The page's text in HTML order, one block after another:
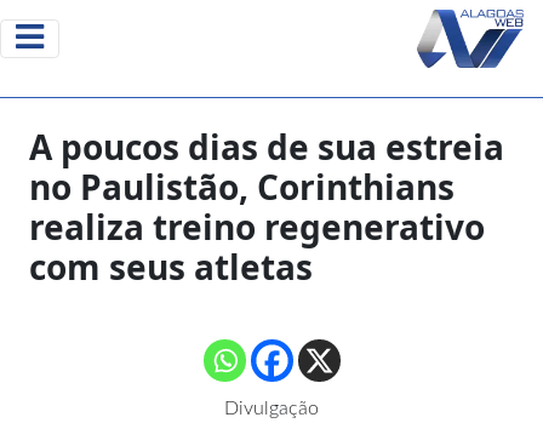
A poucos dias de sua estreia
no Paulistão, Corinthians
realiza treino regenerativo
com seus atletas
Divulgação